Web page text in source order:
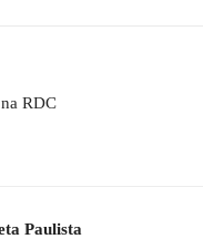
RDC
Paulista